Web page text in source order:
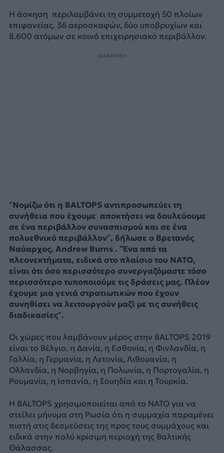
Η άσκηση περιλαμβάνει τη συμμετοχή 50 πλοίων
επιφανείας, 36 αεροσκαφών, δύο υποβρυχίων και
8.600 ατόμων σε κοινό επιχειρησιακό περιβάλλον.
ΔΙΑΦΗΜΙΣΗ
“Νομίζω ότι η BALTOPS αντιπροσωπεύει τη
συνήθεια που έχουμε αποκτήσει να δουλεύουμε
σε ένα περιβάλλον συνασπισμού και σε ένα
πολυεθνικό περιβάλλον”, δήλωσε ο Βρετανός
Ναύαρχος, Andrew Burns . “Ένα από τα
πλεονεκτήματα, ειδικά στο πλαίσιο του ΝΑΤΟ,
είναι ότι όσο περισσότερο συνεργαζόμαστε τόσο
περισσότερο τυποποιούμε τις δράσεις μας. Πλέον
έχουμε μια γενιά στρατιωτικών που έχουν
συνηθίσει να λειτουργούν μαζί με τις συνήθεις
διαδικασίες”.
Οι χώρες που λαμβάνουν μέρος στην ΒALTOPS 2019
είναι το Βέλγιο, η Δανία, η Εσθονία, η Φινλανδία, η
Γαλλία, η Γερμανία, η Λετονία, Λιθουανία, η
Ολλανδία, η Νορβηγία, η Πολωνία, η Πορτογαλία, η
Ρουμανία, η Ισπανία, η Σουηδία και η Τουρκία.
Η BALTOPS χρησιμοποιείται από το ΝΑΤΟ για να
στείλει μήνυμα στη Ρωσία ότι η συμμαχία παραμένει
πιστή στις δεσμεύσεις της προς τους συμμάχους και
ειδικά στην πολύ κρίσιμη περιοχή της Βαλτικής
Θάλασσας.